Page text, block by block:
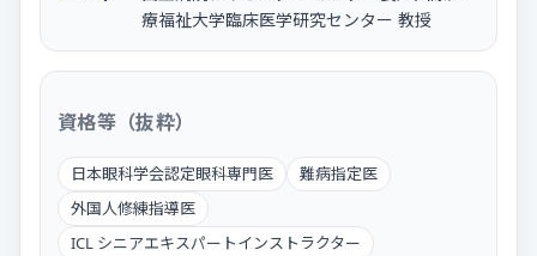
療福祉大学臨床医学研究センター 教授
資格等（抜粋）
日本眼科学会認定眼科専門医
難病指定医
外国人修練指導医
ICL シニアエキスパートインストラクター